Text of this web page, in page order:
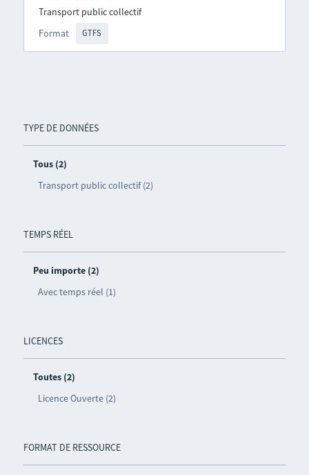
TYPE DE DONNÉES
Tous (2)
Transport public collectif (2)
TEMPS RÉEL
Peu importe (2)
Avec temps réel (1)
LICENCES
Toutes (2)
Licence Ouverte (2)
FORMAT DE RESSOURCE
Format GTFS
Transport public collectif